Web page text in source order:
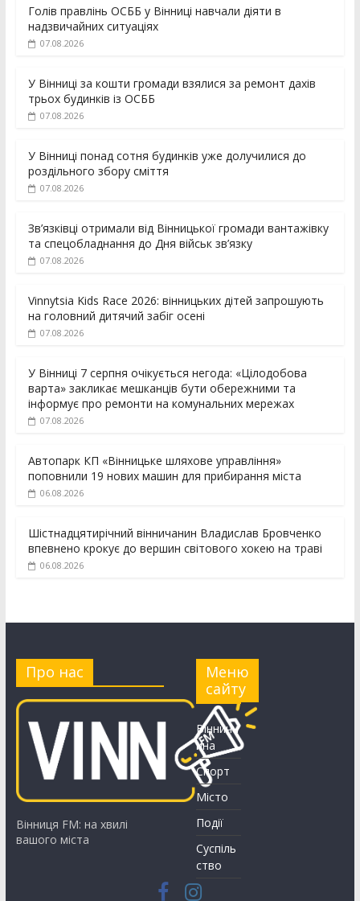
Голів правлінь ОСББ у Вінниці навчали діяти в
надзвичайних ситуаціях
07.08.2026
У Вінниці за кошти громади взялися за ремонт дахів
трьох будинків із ОСББ
07.08.2026
У Вінниці понад сотня будинків уже долучилися до
роздільного збору сміття
07.08.2026
Зв’язківці отримали від Вінницької громади вантажівку
та спецобладнання до Дня військ зв’язку
07.08.2026
Vinnytsia Kids Race 2026: вінницьких дітей запрошують
на головний дитячий забіг осені
07.08.2026
У Вінниці 7 серпня очікується негода: «Цілодобова
варта» закликає мешканців бути обережними та
інформує про ремонти на комунальних мережах
07.08.2026
Автопарк КП «Вінницьке шляхове управління»
поповнили 19 нових машин для прибирання міста
06.08.2026
Шістнадцятирічний вінничанин Владислав Бровченко
впевнено крокує до вершин світового хокею на траві
06.08.2026
Про нас
Вінниця FM: на хвилі
вашого міста
Меню
сайту
Вінничч
ина
Спорт
Місто
Події
Суспіль
ство